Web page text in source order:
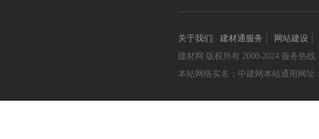
关于我们 建材通服务
网站建设
建材网 版权所有 2000-2024 服务热线
本站网络实名：中建网本站通用网址